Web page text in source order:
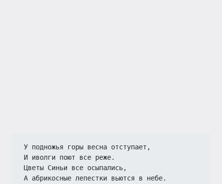
У подножья горы весна отступает,
И иволги поют все реже.
Цветы Синьи все осыпались,
А абрикосные лепестки вьются в небе.